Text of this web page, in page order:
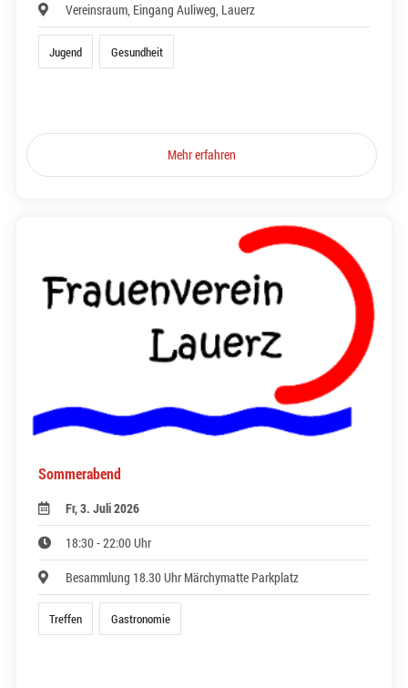
Vereinsraum, Eingang Auliweg, Lauerz
Jugend Gesundheit
Mehr erfahren
Sommerabend
Fr, 3. Juli 2026
18:30 - 22:00 Uhr
Besammlung 18.30 Uhr Märchymatte Parkplatz
Treffen Gastronomie